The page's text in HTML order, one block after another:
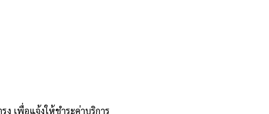
เพื่อแจ้งให้ชำระค่าบริการ